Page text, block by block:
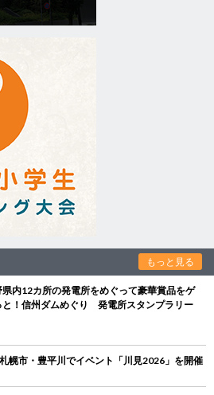
もっと見る
県内12カ所の発電所をめぐって豪華賞品をゲ
と！信州ダムめぐり 発電所スタンプラリー
幌市・豊平川でイベント「川見2026」を開催